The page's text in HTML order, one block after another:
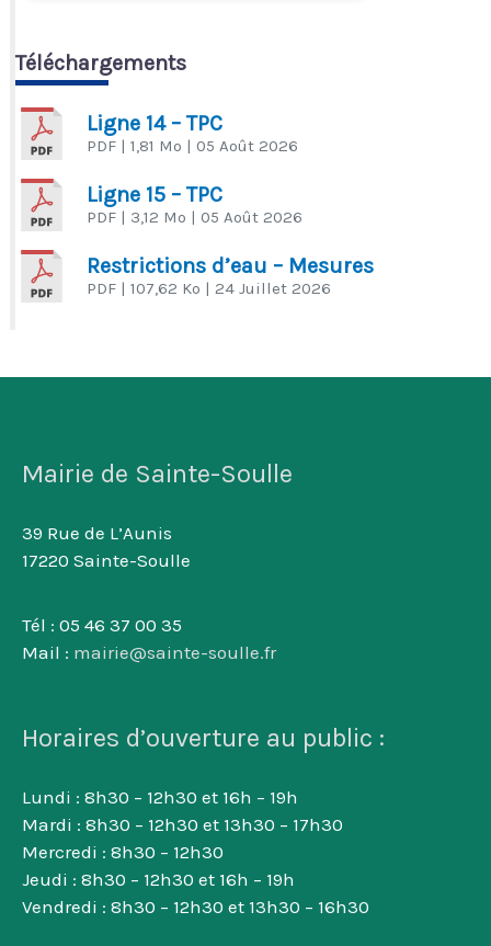
Téléchargements
Ligne 14 – TPC
PDF | 1,81 Mo | 05 Août 2026
Ligne 15 – TPC
PDF | 3,12 Mo | 05 Août 2026
Restrictions d’eau – Mesures
PDF | 107,62 Ko | 24 Juillet 2026
Mairie de Sainte-Soulle
39 Rue de L’Aunis
17220 Sainte-Soulle
Tél : 05 46 37 00 35
Mail : mairie@sainte-soulle.fr
Horaires d’ouverture au public :
Lundi : 8h30 – 12h30 et 16h – 19h
Mardi : 8h30 – 12h30 et 13h30 – 17h30
Mercredi : 8h30 – 12h30
Jeudi : 8h30 – 12h30 et 16h – 19h
Vendredi : 8h30 – 12h30 et 13h30 – 16h30